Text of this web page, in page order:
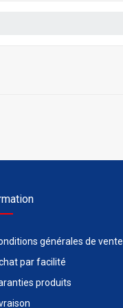
générales de vente
par facilité
produits